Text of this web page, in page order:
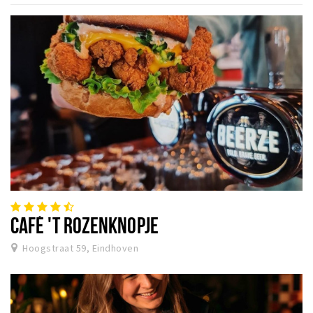
Winkels
Werken
Aanbiedingen
Ook reclame maken?
Over Eindhovens Rondje
Inloggen
CAFÉ 'T ROZENKNOPJE
Hoogstraat 59, Eindhoven